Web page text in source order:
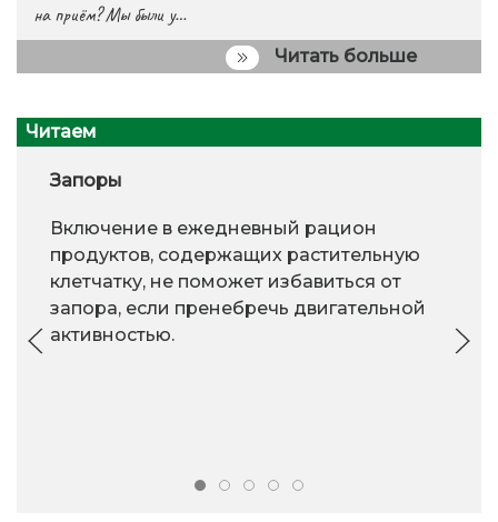
на приём? Мы были у…
Читать больше
Читаем
Запоры
Включение в ежедневный рацион
продуктов, содержащих растительную
клетчатку, не поможет избавиться от
запора, если пренебречь двигательной
активностью.